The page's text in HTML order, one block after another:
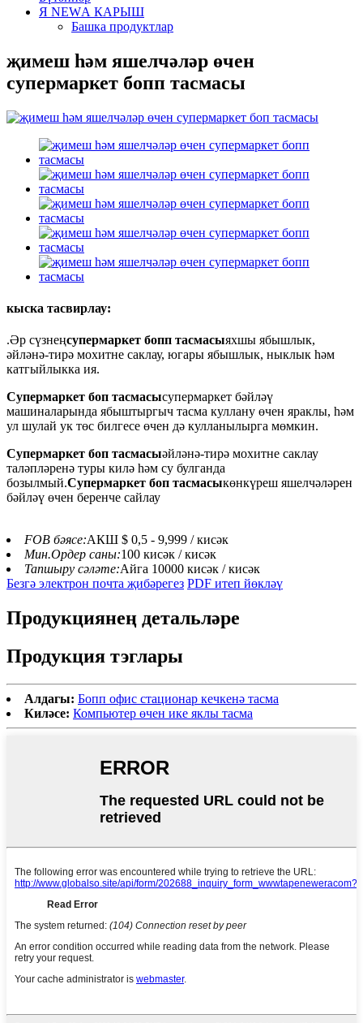
Я NEWА КАРЫШ
Башка продуктлар
җимеш һәм яшелчәләр өчен
супермаркет бопп тасмасы
кыска тасвирлау:
.Әр сүзнеңсупермаркет бопп тасмасыяхшы ябышлык,
әйләнә-тирә мохитне саклау, югары ябышлык, ныклык һәм
катгыйлыкка ия.
Супермаркет боп тасмасысупермаркет бәйләү
машиналарында ябыштыргыч тасма куллану өчен яраклы, һәм
ул шулай ук ​​төс билгесе өчен дә кулланылырга мөмкин.
Супермаркет боп тасмасыәйләнә-тирә мохитне саклау
таләпләренә туры килә һәм су булганда
бозылмый.Супермаркет боп тасмасыкөнкүреш яшелчәләрен
бәйләү өчен беренче сайлау
FOB бәясе:АКШ $ 0,5 - 9,999 / кисәк
Мин.Ордер саны:100 кисәк / кисәк
Тапшыру сәләте:Айга 10000 кисәк / кисәк
Безгә электрон почта җибәрегез PDF итеп йөкләү
Продукциянең детальләре
Продукция тэглары
Алдагы: Бопп офис стационар кечкенә тасма
Киләсе: Компьютер өчен ике яклы тасма